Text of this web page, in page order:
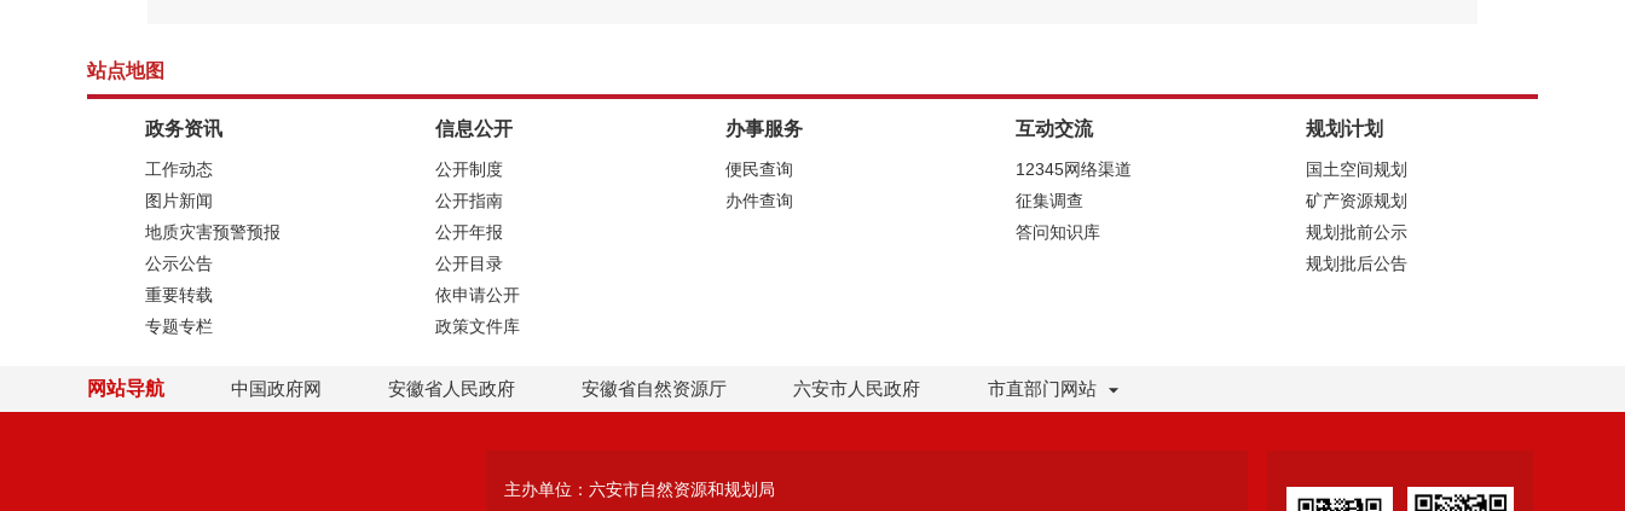
站点地图
政务资讯
工作动态
图片新闻
地质灾害预警预报
公示公告
重要转载
专题专栏
信息公开
公开制度
公开指南
公开年报
公开目录
依申请公开
政策文件库
办事服务
便民查询
办件查询
互动交流
12345网络渠道
征集调查
答问知识库
规划计划
国土空间规划
矿产资源规划
规划批前公示
规划批后公告
网站导航 中国政府网 安徽省人民政府 安徽省自然资源厅 六安市人民政府 市直部门网站
主办单位：六安市自然资源和规划局